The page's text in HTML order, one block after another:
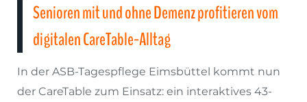
Senioren mit und ohne Demenz profitieren vom
digitalen CareTable-Alltag
In der ASB-Tagespflege Eimsbüttel kommt nun
der CareTable zum Einsatz: ein interaktives 43-